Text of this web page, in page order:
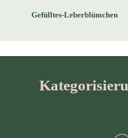
Gefülltes-Leberblümchen